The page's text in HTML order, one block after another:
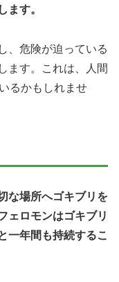
ます。
、危険が迫っている
ます。これは、人間
るかもしれませ
な場所へゴキブリを
ェロモンはゴキブリ
一年間も持続するこ